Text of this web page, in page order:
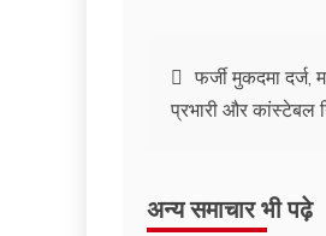
फर्जी मुकदमा
प्रभारी और कांस्टेबल
अन्य समाचार भी पढ़े